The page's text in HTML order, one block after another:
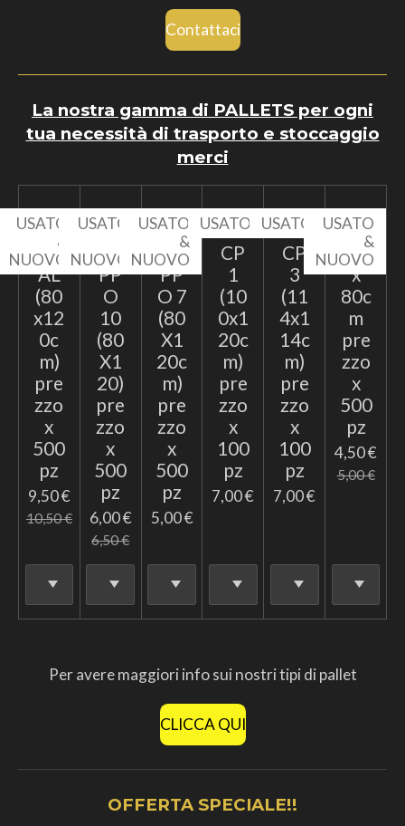
Contattaci
La nostra gamma di PALLETS per ogni
tua necessità di trasporto e stoccaggio
merci
USATO
&
NUOVO
EP
AL
(80
x12
0c
m)
pre
zzo
x
500
pz
9,50 €
10,50 €
USATO
NUOVO
TA
PP
O
10
(80
X1
20)
pre
zzo
x
500
pz
6,00 €
6,50 €
USATO
&
NUOVO
TA
PP
O 7
(80
X1
20c
m)
pre
zzo
x
500
pz
5,00 €
USATO
CP
1
(10
0x1
20c
m)
pre
zzo
x
100
pz
7,00 €
USATO
CP
3
(11
4x1
14c
m)
pre
zzo
x
100
pz
7,00 €
USATO
&
NUOVO
60
x
80c
m
pre
zzo
x
500
pz
4,50 €
5,00 €
Per avere maggiori info sui nostri tipi di pallet
CLICCA QUI
OFFERTA SPECIALE!!